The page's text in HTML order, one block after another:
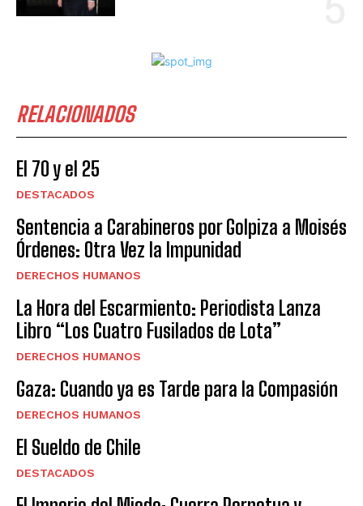
RELACIONADOS
El 70 y el 25
DESTACADOS
Sentencia a Carabineros por Golpiza a Moisés
Órdenes: Otra Vez la Impunidad
DERECHOS HUMANOS
La Hora del Escarmiento: Periodista Lanza
Libro “Los Cuatro Fusilados de Lota”
DERECHOS HUMANOS
Gaza: Cuando ya es Tarde para la Compasión
DERECHOS HUMANOS
El Sueldo de Chile
DESTACADOS